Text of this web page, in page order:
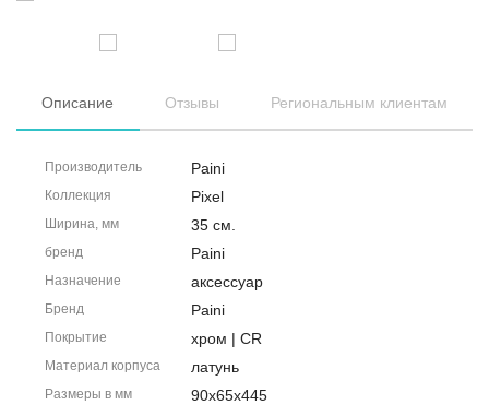
Описание Отзывы Региональным клиентам
Производитель Paini
Коллекция Pixel
Ширина, мм 35 см.
бренд Paini
Назначение аксессуар
Бренд Paini
Покрытие хром | CR
Материал корпуса латунь
Размеры в мм 90x65x445